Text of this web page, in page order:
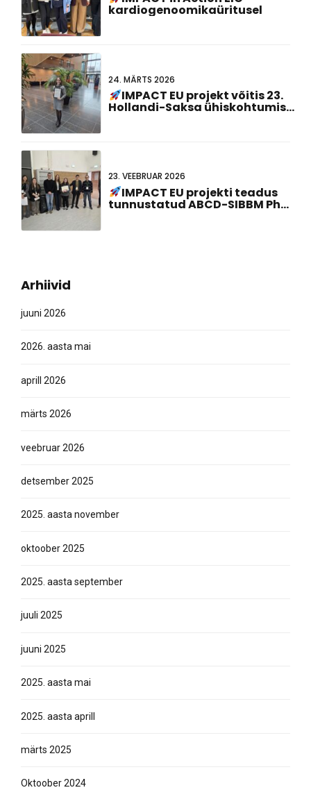
kardiogenoomikaüritusel
24. MÄRTS 2026
IMPACT EU projekt võitis 23.
Hollandi-Saksa ühiskohtumisel
23. VEEBRUAR 2026
IMPACT EU projekti teadus
tunnustatud ABCD-SIBBM PhD
Arhiivid
juuni 2026
2026. aasta mai
aprill 2026
märts 2026
veebruar 2026
detsember 2025
2025. aasta november
oktoober 2025
2025. aasta september
juuli 2025
juuni 2025
2025. aasta mai
2025. aasta aprill
märts 2025
Oktoober 2024